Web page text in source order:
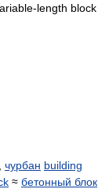
length block
чурбан building
≈ бетонный блок